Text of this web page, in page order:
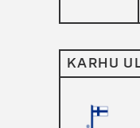
KARHU